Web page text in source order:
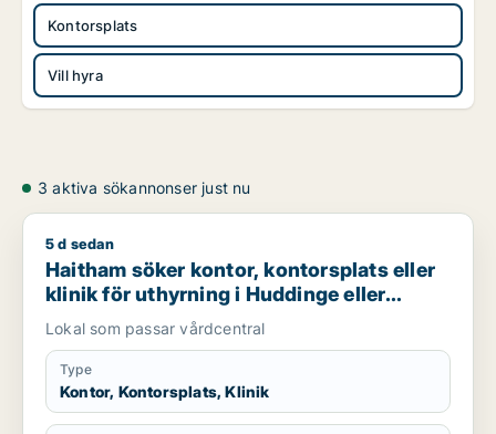
Kontorsplats
Vill hyra
3 aktiva sökannonser just nu
Haitham söker kontor, kontorsplats eller klinik för uthyrning
5 d sedan
Haitham söker kontor, kontorsplats eller
klinik för uthyrning i Huddinge eller
Botkyrka
Lokal som passar vårdcentral
Type
Kontor, Kontorsplats, Klinik